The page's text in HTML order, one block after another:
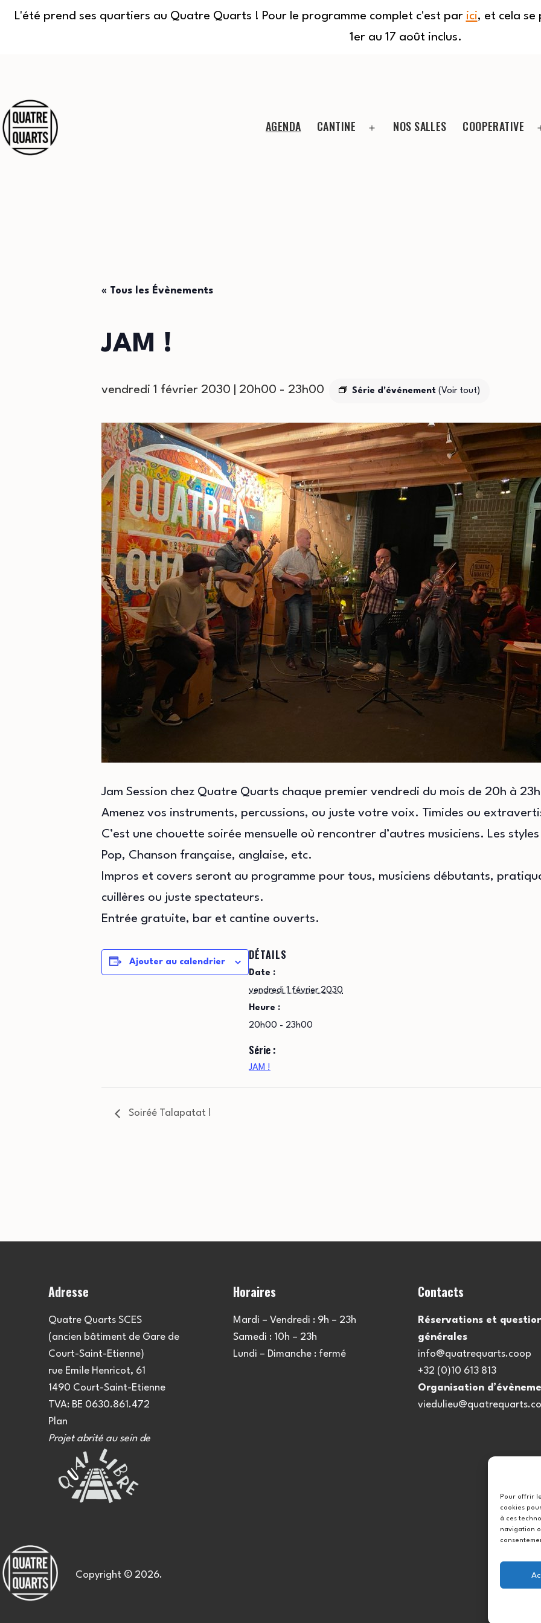
L'été prend ses quartiers au Quatre Quarts ! Pour le programme complet c'est par ici, et cela se
1er au 17 août inclus.
Pour offrir
cookies
à ces
navigation
contenu
AGENDA CANTINE NOS SALLES COOPERATIVE
« Tous les Évènements
JAM !
vendredi 1 février 2030 | 20h00 - 23h00 Série d'événement (Voir tout)
Jam Session chez Quatre Quarts chaque premier vendredi du mois de 20h à
Amenez vos instruments, percussions, ou juste votre voix. Timides ou
C’est une chouette soirée mensuelle où rencontrer d’autres musiciens. Les
Pop, Chanson française, anglaise, etc.
Impros et covers seront au programme pour tous, musiciens débutants,
cuillères ou juste spectateurs.
Entrée gratuite, bar et cantine ouverts.
Ajouter au calendrier
DÉTAILS
Date :
vendredi 1 février 2030
Heure :
20h00 - 23h00
Série :
JAM !
Soiréé Talapatat !
Adresse
Quatre Quarts SCES
(ancien bâtiment de Gare de
Court-Saint-Etienne)
rue Emile Henricot, 61
1490 Court-Saint-Etienne
TVA: BE 0630.861.472
Plan
Projet abrité au sein de
Horaires
Mardi – Vendredi : 9h – 23h
Samedi : 10h – 23h
Lundi – Dimanche : fermé
Contacts
Réservations et
générales
info@quatrequarts.coop
+32 (0)10 613 813
Organisation
Copyright © 2026.